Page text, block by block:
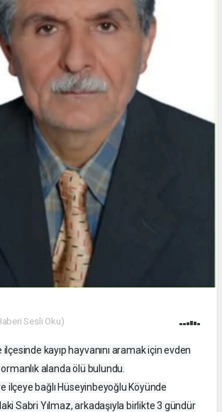
Sesli Oku)
kayıp hayvanını aramak için evden
alanda ölü bulundu.
ilçeye bağlı Hüseyinbeyoğlu Köyünde
Sabri Yılmaz, arkadaşıyla birlikte 3 gündür